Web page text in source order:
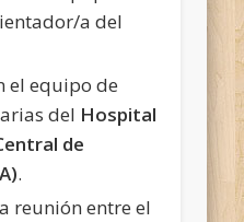
a del
el equipo de
del Hospital
de
.
reunión entre el